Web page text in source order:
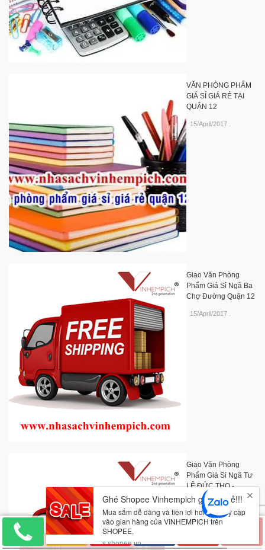
VĂN PHÒNG PHẨM
GIÁ SỈ GIÁ RẺ TẠI
QUẬN 12
15/April/2017
Giao Văn Phòng
Phẩm Giá Sỉ Ngã Ba
Chợ Đường Quận 12
15/April/2017
Giao Văn Phòng
Phẩm Giá Sỉ Ngã Tư
LÊ ĐỨC THỌ -
NGUYỄN OANH
15/April/2017.